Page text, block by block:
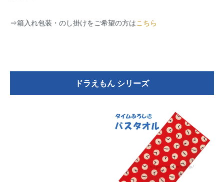
⇒箱入れ包装・のし掛けをご希望の方はこちら
ドラえもん シリーズ